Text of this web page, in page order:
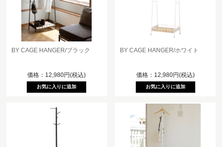
BY CAGE HANGER/ブラック
価格：12,980円(税込)
BY CAGE HANGER/ホワイト
価格：12,980円(税込)